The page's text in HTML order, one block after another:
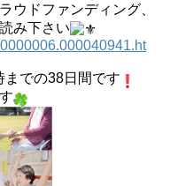
ウドファンディング、
み下さい
での38日間です